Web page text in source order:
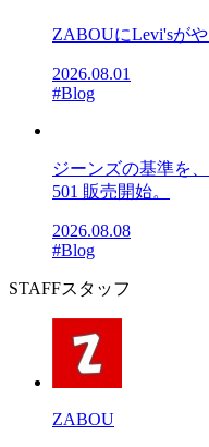
ZABOUにLevi'sがや
2026.08.01
#Blog
ジーンズの基準を
501 販売開始。
2026.08.08
#Blog
STAFFスタッフ
ZABOU